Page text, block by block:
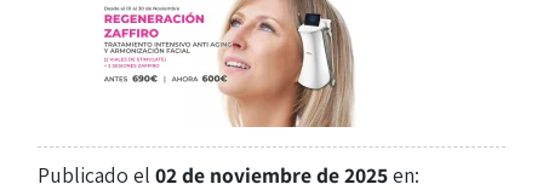
Publicado el02 de noviembre de 2025en: